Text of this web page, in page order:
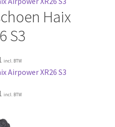
Haix
S3
incl. BTW
incl. BTW